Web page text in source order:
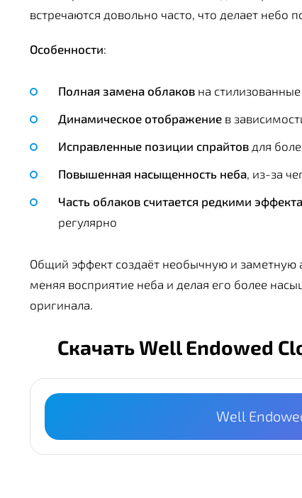
встречаются довольно часто, что делает
Особенности:
Полная замена облаков на
Динамическое отображение в
Исправленные позиции спрайтов для
Повышенная насыщенность неба, из-за
Часть облаков считается редкими
регулярно
Общий эффект создаёт необычную и
меняя восприятие неба и делая его более
оригинала.
Скачать Well Endowed
Well